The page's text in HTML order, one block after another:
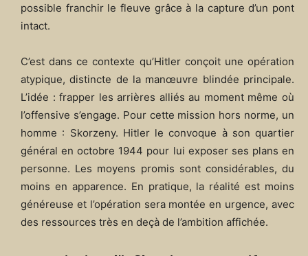
possible franchir le fleuve grâce à la capture d’un pont
intact.
C’est dans ce contexte qu’Hitler conçoit une opération
atypique, distincte de la manœuvre blindée principale.
L’idée : frapper les arrières alliés au moment même où
l’offensive s’engage. Pour cette mission hors norme, un
homme : Skorzeny. Hitler le convoque à son quartier
général en octobre 1944 pour lui exposer ses plans en
personne. Les moyens promis sont considérables, du
moins en apparence. En pratique, la réalité est moins
généreuse et l’opération sera montée en urgence, avec
des ressources très en deçà de l’ambition affichée.